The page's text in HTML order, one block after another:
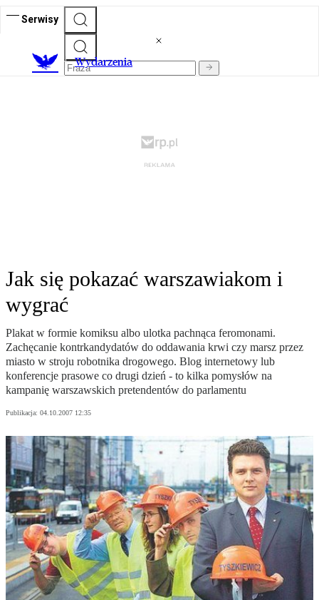
Serwisy
Wydarzenia
Jak się pokazać warszawiakom i
wygrać
Plakat w formie komiksu albo ulotka pachnąca feromonami.
Zachęcanie kontrkandydatów do oddawania krwi czy marsz przez
miasto w stroju robotnika drogowego. Blog internetowy lub
konferencje prasowe co drugi dzień - to kilka pomysłów na
kampanię warszawskich pretendentów do parlamentu
Publikacja: 04.10.2007 12:35